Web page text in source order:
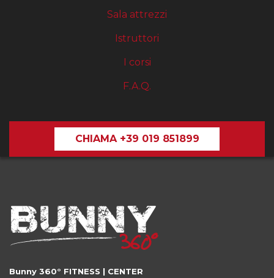
Sala attrezzi
Istruttori
I corsi
F.A.Q.
CHIAMA +39 019 851899
Bunny 360° FITNESS | CENTER